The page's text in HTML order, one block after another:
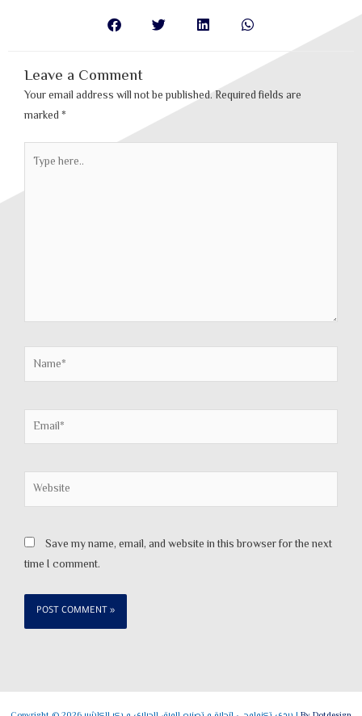
Leave a Comment
Your email address will not be published.Required fields are
marked*
here..
Name*
Email*
Website
Save my name, email, and website in this browser for the next
time I comment.